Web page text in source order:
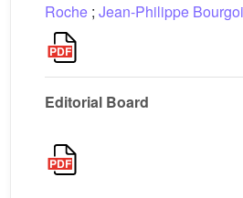
Roche ; Jean-Philippe
Editorial Board